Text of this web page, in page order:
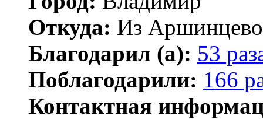
Откуда: Из
Благодарил (а): 53
Поблагодарили: 166
Контактная